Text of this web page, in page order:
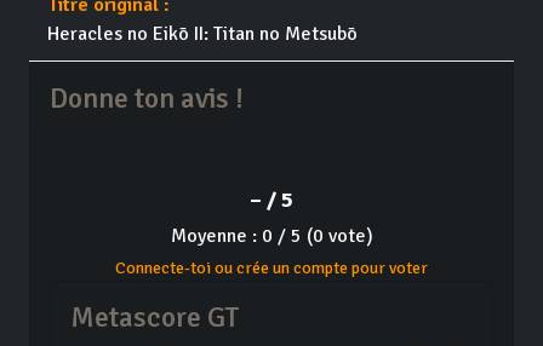
Titre original :
Heracles no Eikō II: Titan no Metsubō
Donne ton avis !
– / 5
Moyenne : 0 / 5 (0 vote)
Connecte-toi ou crée un compte pour voter
Metascore GT